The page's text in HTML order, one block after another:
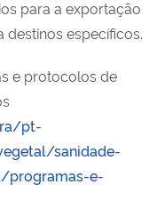
para a exportação
específicos.
e protocolos de
pt-
sanidade-
programas-e-